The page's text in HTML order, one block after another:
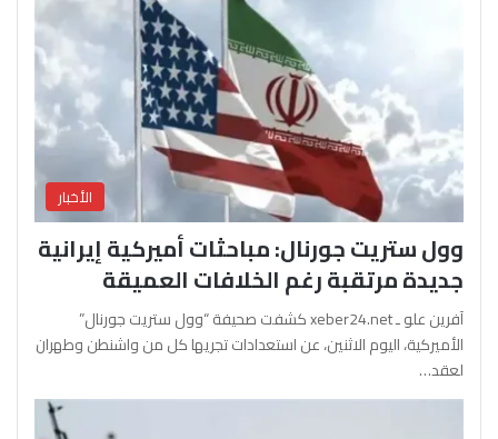
الأخبار
وول ستريت جورنال: مباحثات أميركية إيرانية
جديدة مرتقبة رغم الخلافات العميقة
آفرين علو ـ xeber24.net كشفت صحيفة “وول ستريت جورنال”
الأميركية، اليوم الاثنين، عن استعدادات تجريها كل من واشنطن وطهران
لعقد…